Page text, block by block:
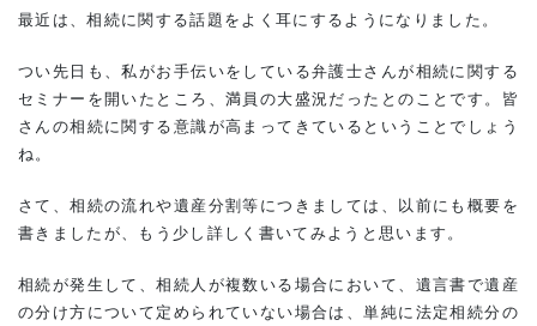
議
じ
め
る
2
相
人
が
誰
最近は、相続に関する話題をよく耳にするようになりました。
つい先日も、私がお手伝いをしている弁護士さんが相続に関する
セミナーを開いたところ、満員の大盛況だったとのことです。皆
さんの相続に関する意識が高まってきているということでしょう
ね。
さて、相続の流れや遺産分割等につきましては、以前にも概要を
書きましたが、もう少し詳しく書いてみようと思います。
相続が発生して、相続人が複数いる場合において、遺言書で遺産
の分け方について定められていない場合は、単純に法定相続分の